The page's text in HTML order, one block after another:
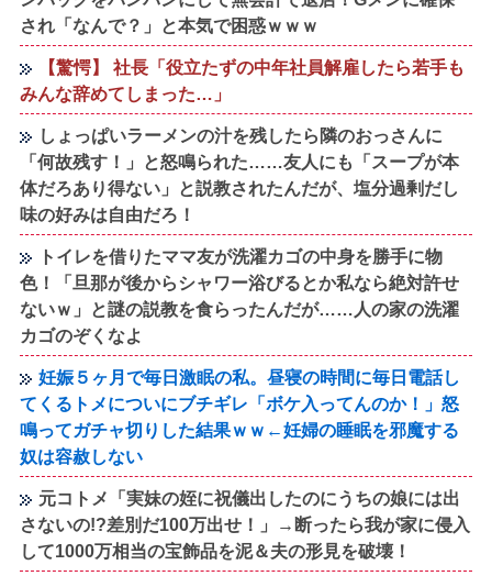
され「なんで？」と本気で困惑ｗｗｗ
【驚愕】 社長「役立たずの中年社員解雇したら若手も
みんな辞めてしまった…」
しょっぱいラーメンの汁を残したら隣のおっさんに
「何故残す！」と怒鳴られた……友人にも「スープが本
体だろあり得ない」と説教されたんだが、塩分過剰だし
味の好みは自由だろ！
トイレを借りたママ友が洗濯カゴの中身を勝手に物
色！「旦那が後からシャワー浴びるとか私なら絶対許せ
ないｗ」と謎の説教を食らったんだが……人の家の洗濯
カゴのぞくなよ
妊娠５ヶ月で毎日激眠の私。昼寝の時間に毎日電話し
てくるトメについにブチギレ「ボケ入ってんのか！」怒
鳴ってガチャ切りした結果ｗｗ←妊婦の睡眠を邪魔する
奴は容赦しない
元コトメ「実妹の姪に祝儀出したのにうちの娘には出
さないの!?差別だ100万出せ！」→断ったら我が家に侵入
して1000万相当の宝飾品を泥＆夫の形見を破壊！